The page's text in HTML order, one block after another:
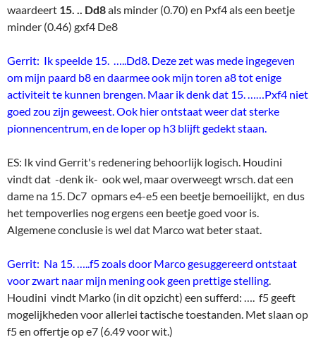
waardeert 15. .. Dd8als minder (0.70) en Pxf4 als een beetje
minder (0.46) gxf4 De8
Gerrit: Ik speelde 15. …..Dd8. Deze zet was mede ingegeven
om mijn paard b8 en daarmee ook mijn toren a8 tot enige
activiteit te kunnen brengen. Maar ik denk dat 15. ……Pxf4 niet
goed zou zijn geweest. Ook hier ontstaat weer dat sterke
pionnencentrum, en de loper op h3 blijft gedekt staan.
ES: Ik vind Gerrit's redenering behoorlijk logisch. Houdini
vindt dat -denk ik- ook wel, maar overweegt wrsch. dat een
dame na 15. Dc7 opmars e4-e5 een beetje bemoeilijkt, en dus
het tempoverlies nog ergens een beetje goed voor is.
Algemene conclusie is wel dat Marco wat beter staat.
Gerrit: Na 15. …..f5 zoals door Marco gesuggereerd ontstaat
voor zwart naar mijn mening ook geen prettige stelling.
Houdini vindt Marko (in dit opzicht) een sufferd: …. f5 geeft
mogelijkheden voor allerlei tactische toestanden. Met slaan op
f5 en offertje op e7 (6.49 voor wit.)